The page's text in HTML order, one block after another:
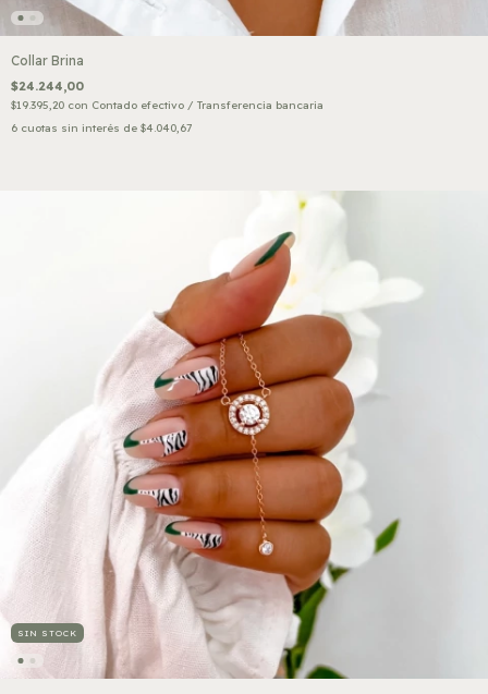
Collar Brina
$24.244,00
$19.395,20 con Contado efectivo / Transferencia bancaria
6 cuotas sin interés de $4.040,67
SIN STOCK